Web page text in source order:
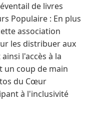
de livres
Populaire : En plus
association
les distribuer aux
l'accès à la
un coup de main
du Cœur
à l'inclusivité